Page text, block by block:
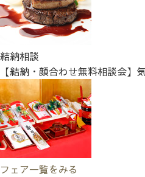
結納相談
【結納・顔合わせ無料相談会
フェア一覧をみる